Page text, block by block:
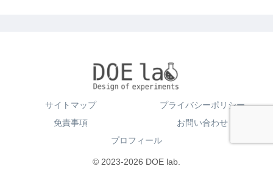
サイトマップ
プライバシーポリシー
免責事項
お問い合わせ
プロフィール
© 2023-2026 DOE lab.